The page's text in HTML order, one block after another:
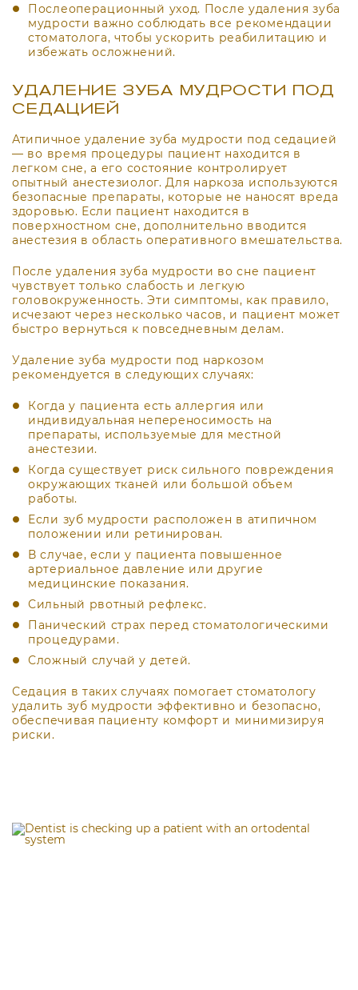
Послеоперационный уход. После удаления зуба
мудрости важно соблюдать все рекомендации
стоматолога, чтобы ускорить реабилитацию и
избежать осложнений.
УДАЛЕНИЕ ЗУБА МУДРОСТИ ПОД
СЕДАЦИЕЙ
Атипичное удаление зуба мудрости под седацией
— во время процедуры пациент находится в
легком сне, а его состояние контролирует
опытный анестезиолог. Для наркоза используются
безопасные препараты, которые не наносят вреда
здоровью. Если пациент находится в
поверхностном сне, дополнительно вводится
анестезия в область оперативного вмешательства.
После удаления зуба мудрости во сне пациент
чувствует только слабость и легкую
головокруженность. Эти симптомы, как правило,
исчезают через несколько часов, и пациент может
быстро вернуться к повседневным делам.
Удаление зуба мудрости под наркозом
рекомендуется в следующих случаях:
Когда у пациента есть аллергия или
индивидуальная непереносимость на
препараты, используемые для местной
анестезии.
Когда существует риск сильного повреждения
окружающих тканей или большой объем
работы.
Если зуб мудрости расположен в атипичном
положении или ретинирован.
В случае, если у пациента повышенное
артериальное давление или другие
медицинские показания.
Сильный рвотный рефлекс.
Панический страх перед стоматологическими
процедурами.
Сложный случай у детей.
Седация в таких случаях помогает стоматологу
удалить зуб мудрости эффективно и безопасно,
обеспечивая пациенту комфорт и минимизируя
риски.